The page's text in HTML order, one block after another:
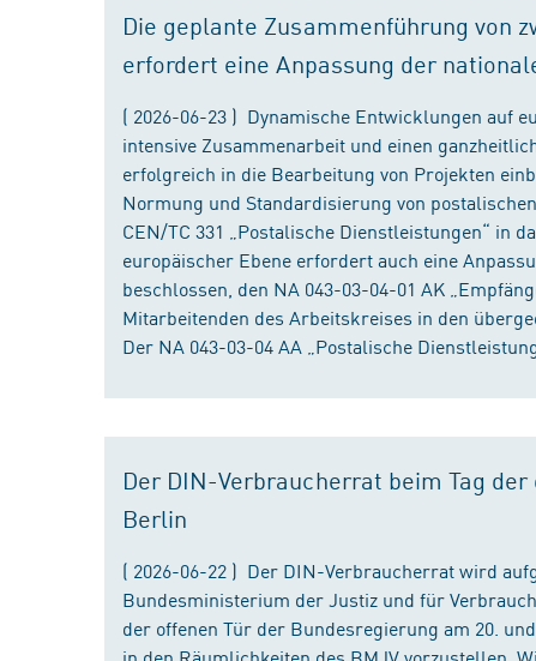
Die geplante Zusammenführung von
erfordert eine Anpassung der
( 2026-06-23 ) Dynamische Entwicklungen auf
intensive Zusammenarbeit und einen
erfolgreich in die Bearbeitung von Projekten
Normung und Standardisierung von
CEN/TC 331 „Postalische Dienstleistungen“ in
europäischer Ebene erfordert auch eine
beschlossen, den NA 043-03-04-01 AK
Mitarbeitenden des Arbeitskreises in den
Der NA 043-03-04 AA „Postalische
Der DIN-Verbraucherrat beim Tag
Berlin
( 2026-06-22 ) Der DIN-Verbraucherrat wird
Bundesministerium der Justiz und für
der offenen Tür der Bundesregierung am 20.